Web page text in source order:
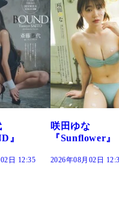
』
日 12:30
藤水咲桜『花
だまり』
2026年08月02日